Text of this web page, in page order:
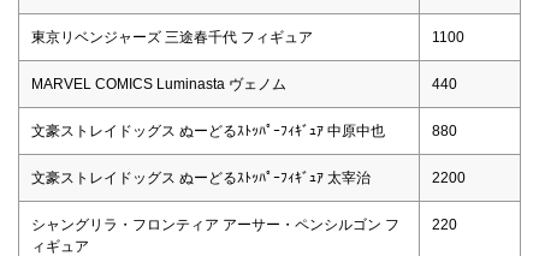
東京リベンジャーズ 三途春千代 フィギュア 1100
MARVEL COMICS Luminasta ヴェノム 440
文豪ストレイドッグス ぬーどるｽﾄｯﾊﾟｰﾌｨｷﾞｭｱ 中原中也 880
文豪ストレイドッグス ぬーどるｽﾄｯﾊﾟｰﾌｨｷﾞｭｱ 太宰治 2200
シャングリラ・フロンティア アーサー・ペンシルゴン フ
ィギュア
220